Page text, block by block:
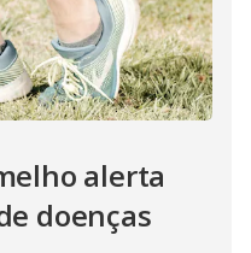
alerta
doenças